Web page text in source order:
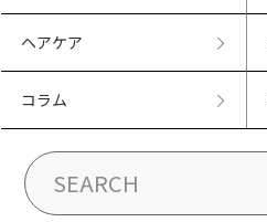
ヘアケア
コラム